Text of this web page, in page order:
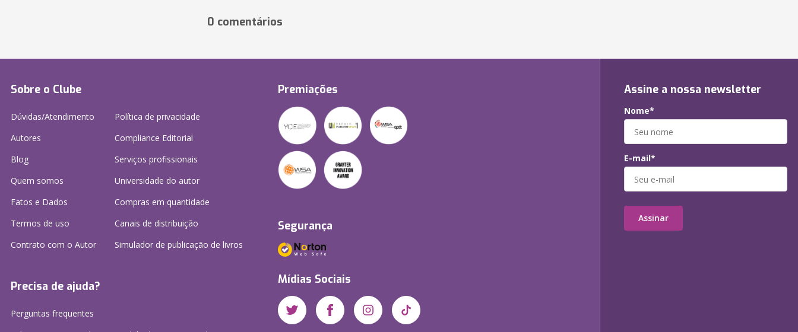
0 comentários
Sobre o Clube
Dúvidas/Atendimento
Autores
Blog
Quem somos
Fatos e Dados
Termos de uso
Contrato com o Autor
Política de privacidade
Compliance Editorial
Serviços profissionais
Universidade do autor
Compras em quantidade
Canais de distribuição
Simulador de publicação de livros
Precisa de ajuda?
Perguntas frequentes
Premiações
Segurança
Mídias Sociais
Assine a nossa newsletter
Nome*
E-mail*
Assinar